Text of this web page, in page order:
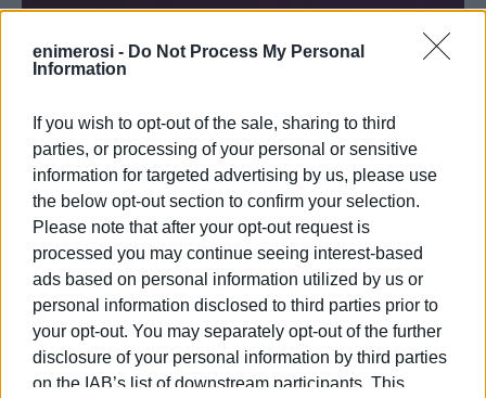
enimerosi - Do Not Process My Personal
Information
If you wish to opt-out of the sale, sharing to third
parties, or processing of your personal or sensitive
information for targeted advertising by us, please use
the below opt-out section to confirm your selection.
Please note that after your opt-out request is
processed you may continue seeing interest-based
ads based on personal information utilized by us or
personal information disclosed to third parties prior to
your opt-out. You may separately opt-out of the further
disclosure of your personal information by third parties
on the IAB’s list of downstream participants. This